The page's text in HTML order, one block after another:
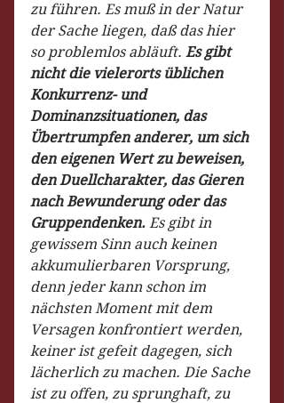
zu führen. Es muß in der Natur
der Sache liegen, daß das hier
so problemlos abläuft. Es gibt
nicht die vielerorts üblichen
Konkurrenz- und
Dominanzsituationen, das
Übertrumpfen anderer, um sich
den eigenen Wert zu beweisen,
den Duellcharakter, das Gieren
nach Bewunderung oder das
Gruppendenken. Es gibt in
gewissem Sinn auch keinen
akkumulierbaren Vorsprung,
denn jeder kann schon im
nächsten Moment mit dem
Versagen konfrontiert werden,
keiner ist gefeit dagegen, sich
lächerlich zu machen. Die Sache
ist zu offen, zu sprunghaft, zu